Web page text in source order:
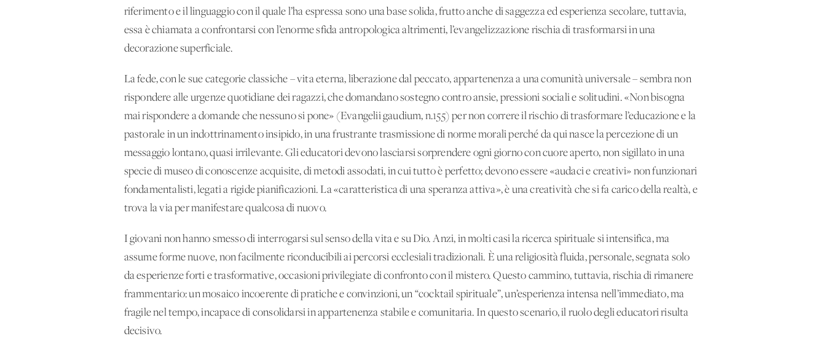
riferimento e il linguaggio con il quale l’ha espressa sono una base solida, frutto anche di saggezza ed esperienza secolare, tuttavia,
essa è chiamata a confrontarsi con l’enorme sfida antropologica altrimenti, l’evangelizzazione rischia di trasformarsi in una
decorazione superficiale.
La fede, con le sue categorie classiche – vita eterna, liberazione dal peccato, appartenenza a una comunità universale – sembra non
rispondere alle urgenze quotidiane dei ragazzi, che domandano sostegno contro ansie, pressioni sociali e solitudini. «Non bisogna
mai rispondere a domande che nessuno si pone» (Evangelii gaudium, n.155) per non correre il rischio di trasformare l’educazione e la
pastorale in un indottrinamento insipido, in una frustrante trasmissione di norme morali perché da qui nasce la percezione di un
messaggio lontano, quasi irrilevante. Gli educatori devono lasciarsi sorprendere ogni giorno con cuore aperto, non sigillato in una
specie di museo di conoscenze acquisite, di metodi assodati, in cui tutto è perfetto; devono essere «audaci e creativi» non funzionari
fondamentalisti, legati a rigide pianificazioni. La «caratteristica di una speranza attiva», è una creatività che si fa carico della realtà, e
trova la via per manifestare qualcosa di nuovo.
I giovani non hanno smesso di interrogarsi sul senso della vita e su Dio. Anzi, in molti casi la ricerca spirituale si intensifica, ma
assume forme nuove, non facilmente riconducibili ai percorsi ecclesiali tradizionali. È una religiosità fluida, personale, segnata solo
da esperienze forti e trasformative, occasioni privilegiate di confronto con il mistero. Questo cammino, tuttavia, rischia di rimanere
frammentario: un mosaico incoerente di pratiche e convinzioni, un “cocktail spirituale”, un’esperienza intensa nell’immediato, ma
fragile nel tempo, incapace di consolidarsi in appartenenza stabile e comunitaria. In questo scenario, il ruolo degli educatori risulta
decisivo.